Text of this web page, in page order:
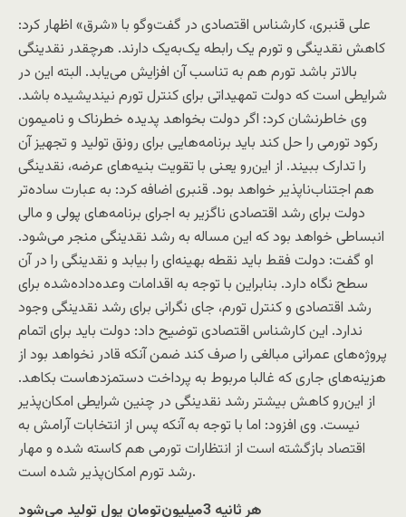
علی قنبری، کارشناس اقتصادی در گفت‌وگو با «شرق» اظهار کرد:
کاهش نقدینگی و تورم یک رابطه یک‌به‌یک دارند. هرچقدر نقدینگی
بالاتر باشد تورم هم به تناسب آن افزایش می‌یابد. البته این در
شرایطی است که دولت تمهیداتی برای کنترل تورم نیندیشیده باشد.
وی خاطرنشان کرد: اگر دولت بخواهد پدیده خطرناک و نامیمون
رکود تورمی را حل کند باید برنامه‌هایی برای رونق تولید و تجهیز آن
را تدارک ببیند. از این‌رو یعنی با تقویت بنیه‌های عرضه، نقدینگی
هم اجتناب‌ناپذیر خواهد بود. قنبری اضافه کرد: به عبارت ساده‌تر
دولت برای رشد اقتصادی ناگزیر به اجرای برنامه‌های پولی و مالی
انبساطی خواهد بود که این مساله به رشد نقدینگی منجر می‌شود.
او گفت: دولت فقط باید نقطه بهینه‌ای را بیابد و نقدینگی را در آن
سطح نگاه دارد. بنابراین با توجه به اقدامات وعده‌داده‌شده برای
رشد اقتصادی و کنترل تورم، جای نگرانی برای رشد نقدینگی وجود
ندارد. این کارشناس اقتصادی توضیح داد: دولت باید برای اتمام
پروژه‌های عمرانی مبالغی را صرف کند ضمن آنکه قادر نخواهد بود از
هزینه‌های جاری که غالبا مربوط به پرداخت دستمزدهاست بکاهد.
از این‌رو کاهش بیشتر رشد نقدینگی در چنین شرایطی امکان‌پذیر
نیست. وی افزود: اما با توجه به آنکه پس از انتخابات آرامش به
اقتصاد بازگشته است از انتظارات تورمی هم کاسته شده و مهار
رشد تورم امکان‌پذیر شده است.
هر ثانیه 3میلیون‌تومان پول تولید می‌شود